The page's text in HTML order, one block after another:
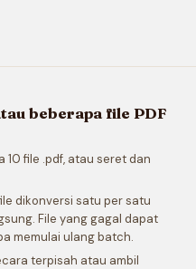
beberapa file PDF
10 file .pdf, atau seret dan
dikonversi satu per satu
File yang gagal dapat
memulai ulang batch.
terpisah atau ambil